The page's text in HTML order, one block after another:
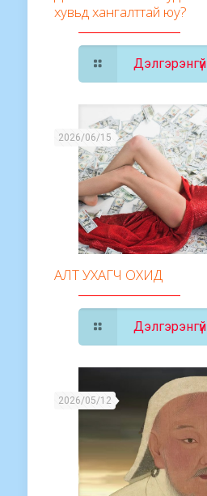
хувьд хангалттай юу?
Дэлгэрэнгүй
2026/06/15
АЛТ УХАГЧ ОХИД
Дэлгэрэнгүй
2026/05/12